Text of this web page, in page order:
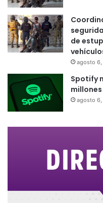
de
agosto
Spotify
agosto